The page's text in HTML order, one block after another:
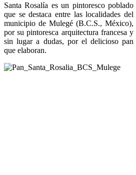
Santa Rosalía es un pintoresco poblado
que se destaca entre las localidades del
municipio de Mulegé (B.C.S., México),
por su pintoresca arquitectura francesa y
sin lugar a dudas, por el delicioso pan
que elaboran.